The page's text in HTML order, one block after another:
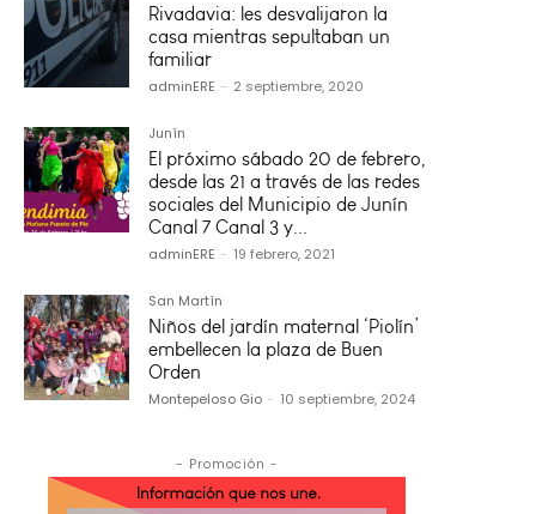
Rivadavia: les desvalijaron la
casa mientras sepultaban un
familiar
adminERE - 2 septiembre, 2020
Junín
El próximo sábado 20 de febrero,
desde las 21 a través de las redes
sociales del Municipio de Junín
Canal 7 Canal 3 y...
adminERE - 19 febrero, 2021
San Martín
Niños del jardín maternal ‘Piolín’
embellecen la plaza de Buen
Orden
Montepeloso Gio - 10 septiembre, 2024
- Promoción -